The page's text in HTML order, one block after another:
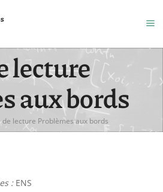
lecture
aux bords
de lecture Problèmes aux bords
:ENS